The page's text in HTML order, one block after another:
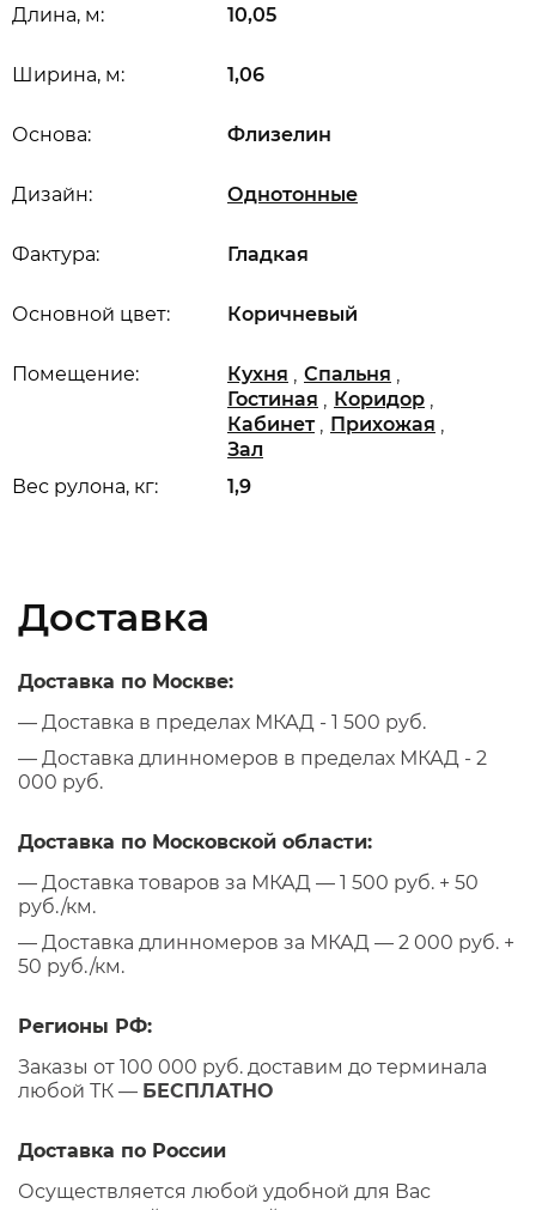
Длина, м: 10,05
Ширина, м: 1,06
Вес рулона, кг: 1,9
Основной цвет: Коричневый
Дизайн: Однотонные
Основа: Флизелин
Помещение: Кухня , Спальня ,
Гостиная , Коридор ,
Кабинет , Прихожая ,
Зал
Фактура: Гладкая
Доставка
Доставка по Москве:
— Доставка в пределах МКАД - 1 500 руб.
— Доставка длинномеров в пределах МКАД - 2
000 руб.
Доставка по Московской области:
— Доставка товаров за МКАД — 1 500 руб. + 50
руб./км.
— Доставка длинномеров за МКАД — 2 000 руб. +
50 руб./км.
Регионы РФ:
Заказы от 100 000 руб. доставим до терминала
любой ТК — БЕСПЛАТНО
Доставка по России
Осуществляется любой удобной для Вас